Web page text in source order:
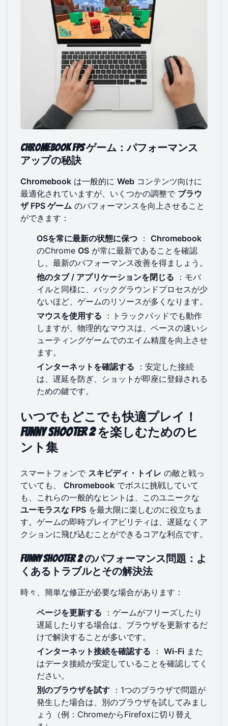
Chromebook FPSゲーム：パフォーマンス
アップの秘訣
Chromebook は一般的に Web コンテンツ向けに
最適化されていますが、いくつかの調整で ブラウ
ザ FPS ゲーム のパフォーマンスを向上させること
ができます：
OSを常に最新の状態に保つ ： Chromebook
のChrome OS が常に最新であることを確認
し、最新のパフォーマンス改善を得ましょう。
他のタブ / アプリケーションを閉じる ：モバ
イルと同様に、バックグラウンドプロセスが少
ないほど、ゲームのリソースが多くなります。
マウスを使用する ：トラックパッドでも動作
しますが、物理的なマウスは、ペースの速いシ
ューティングゲームでのエイム精度を向上させ
ます。
インターネットを確認する ：安定した接続
は、遅延を防ぎ、ショットが即座に登録される
ための鍵です。
いつでもどこでも快適プレイ！
Funny Shooter 2を楽しむためのヒ
ント集
スマートフォンで スキビディ・トイレ の敵と戦っ
ていても、 Chromebook でボスに挑戦していて
も、これらの一般的なヒントは、このユニークな
ユーモラスな FPS を最大限に楽しむのに役立ちま
す。ゲームの即時プレイアビリティは、遅延なくア
クションに飛び込むことができるコアな利点です。
Funny Shooter 2のパフォーマンス問題：よ
くあるトラブルとその解決法
時々、簡単な修正が必要な場合があります：
ページを更新する ：ゲームがフリーズしたり
遅延したりする場合は、ブラウザを更新するだ
けで解決することが多いです。
インターネット接続を確認する ： Wi-Fi また
はデータ接続が安定していることを確認してく
ださい。
別のブラウザを試す ：1つのブラウザで問題が
発生した場合は、別のブラウザを試してみまし
ょう（例：ChromeからFirefoxに切り替え